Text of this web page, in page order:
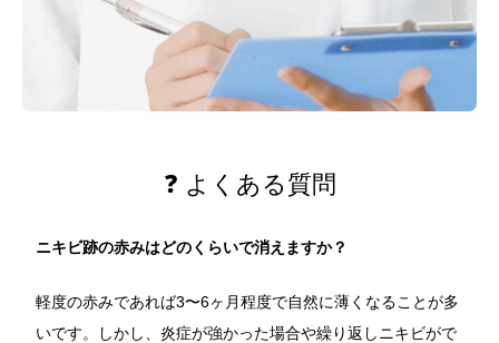
❓ よくある質問
ニキビ跡の赤みはどのくらいで消えますか？
軽度の赤みであれば3〜6ヶ月程度で自然に薄くなることが多
いです。しかし、炎症が強かった場合や繰り返しニキビがで